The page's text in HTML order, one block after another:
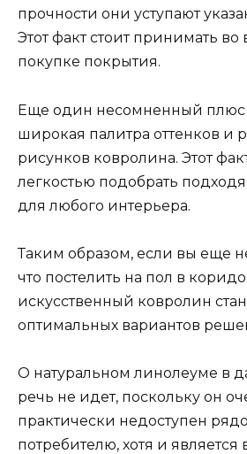
прочности они уступают
Этот факт стоит принимать
покупке покрытия.
Еще один несомненный плюс
широкая палитра оттенков и
рисунков ковролина. Этот
легкостью подобрать
для любого интерьера.
Таким образом, если вы еще
что постелить на пол в
искусственный ковролин
оптимальных вариантов
О натуральном линолеуме в
речь не идет, поскольку он
практически недоступен
потребителю, хотя и